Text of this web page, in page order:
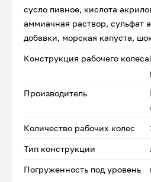
сусло пивное, кислота
аммиачная раствор, сульфат
добавки, морская капуста,
Конструкция рабочего колеса
Производитель
Количество рабочих колес
Тип конструкции
Погруженность под уровень